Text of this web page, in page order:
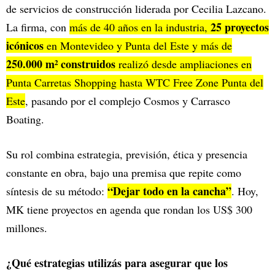
de servicios de construcción liderada por Cecilia Lazcano.
La firma, con más de 40 años en la industria, 25 proyectos
icónicos en Montevideo y Punta del Este y más de
250.000 m² construidos realizó desde ampliaciones en
Punta Carretas Shopping hasta WTC Free Zone Punta del
Este, pasando por el complejo Cosmos y Carrasco
Boating.
Su rol combina estrategia, previsión, ética y presencia
constante en obra, bajo una premisa que repite como
síntesis de su método: “Dejar todo en la cancha”. Hoy,
MK tiene proyectos en agenda que rondan los US$ 300
millones.
¿Qué estrategias utilizás para asegurar que los